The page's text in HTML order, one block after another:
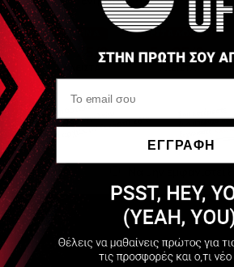
Είδες Πρόσφατα
FIAB
PG340 - Στυλό
Ηλεκτροδιέγερσης/
μασάζ με διπλό
σφαιρικό ακροδέκτη
(Electrostimulation
Pencil)
ΕΓΓΡΑΦΗ